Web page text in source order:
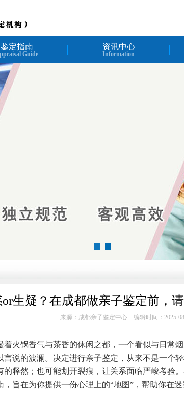
鉴定指南
Guide
资讯中心
Information
生疑？在成都做亲子鉴定前，
来源：成都亲子鉴定中心 编辑时间：2025-
火锅香气与茶香的休闲之都，一个看似与日常
言说的波澜。决定进行亲子鉴定，从来不是一个
的释然；也可能划开裂痕，让关系面临严峻考验
旨在为你提供一份心理上的“地图”，帮助你在迷